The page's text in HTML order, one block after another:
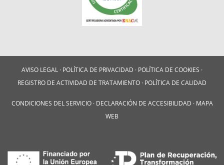
AVISO LEGAL · POLÍTICA DE PRIVACIDAD · POLÍTICA DE COOKIES ·
REGISTRO DE ACTIVIDAD DE TRATAMIENTO · POLÍTICA DE CALIDAD
CONDICIONES DEL SERVICIO· DECLARACIÓN DE ACCESIBILIDAD · MAPA
WEB